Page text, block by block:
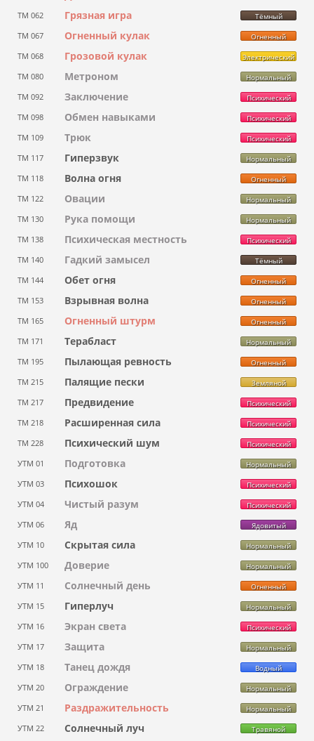
ТМ 062 Грязная игра Тёмный
ТМ 067 Огненный кулак Огненный
ТМ 068 Грозовой кулак Электрический
ТМ 080 Метроном Нормальный
ТМ 092 Заключение Психический
ТМ 098 Обмен навыками Психический
ТМ 109 Трюк Психический
ТМ 117 Гиперзвук Нормальный
ТМ 118 Волна огня Огненный
ТМ 122 Овации Нормальный
ТМ 130 Рука помощи Нормальный
ТМ 138 Психическая местность Психический
ТМ 140 Гадкий замысел Тёмный
ТМ 144 Обет огня Огненный
ТМ 153 Взрывная волна Огненный
ТМ 165 Огненный штурм Огненный
ТМ 171 Терабласт Нормальный
ТМ 195 Пылающая ревность Огненный
ТМ 215 Палящие пески Земляной
ТМ 217 Предвидение Психический
ТМ 218 Расширенная сила Психический
ТМ 228 Психический шум Психический
УТМ 01 Подготовка Нормальный
УТМ 03 Психошок Психический
УТМ 04 Чистый разум Психический
УТМ 06 Яд Ядовитый
УТМ 10 Скрытая сила Нормальный
УТМ 100 Доверие Нормальный
УТМ 11 Солнечный день Огненный
УТМ 15 Гиперлуч Нормальный
УТМ 16 Экран света Психический
УТМ 17 Защита Нормальный
УТМ 18 Танец дождя Водный
УТМ 20 Ограждение Нормальный
УТМ 21 Раздражительность Нормальный
УТМ 22 Солнечный луч Травяной